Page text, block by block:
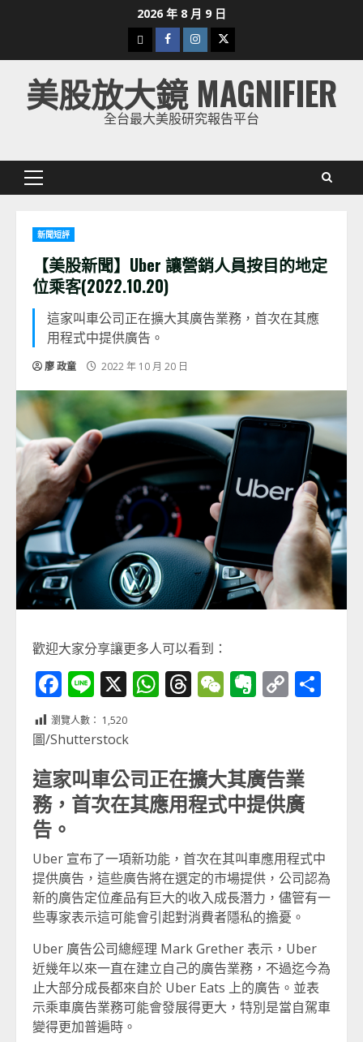
2026 年 8 月 9 日
下
載
美
股
Facebook
Instagram
Twitter
美股放大鏡 MAGNIFIER
全台最大美股研究報告平台
Primary
新聞短評
【美股新聞】Uber 讓營銷人員按目的地定
位乘客(2022.10.20)
這家叫車公司正在擴大其廣告業務，首次在其應
用程式中提供廣告。
廖 政童 2022 年 10 月 20 日
歡迎大家分享讓更多人可以看到：
Facebook
Line
X WhatsApp
Threads
WeChat
Evernote
Copy
瀏覽人數： 1,520
圖/Shutterstock
這家叫車公司正在擴大其廣告業
務，首次在其應用程式中提供廣
告。
Uber 宣布了一項新功能，首次在其叫車應用程式中
提供廣告，這些廣告將在選定的市場提供，公司認為
新的廣告定位產品有巨大的收入成長潛力，儘管有一
些專家表示這可能會引起對消費者隱私的擔憂。
Uber 廣告公司總經理 Mark Grether 表示，Uber
近幾年以來一直在建立自己的廣告業務，不過迄今為
止大部分成長都來自於 Uber Eats 上的廣告。並表
示乘車廣告業務可能會發展得更大，特別是當自駕車
變得更加普遍時。